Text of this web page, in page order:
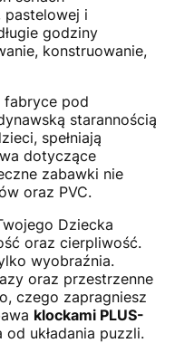
i
godziny
konstruowanie,
fabryce pod
starannością
spełniają
dotyczące
zabawki nie
oraz PVC.
Dziecka
oraz cierpliwość.
wyobraźnia.
oraz przestrzenne
czego zapragniesz
klockami PLUS-
układania puzzli.